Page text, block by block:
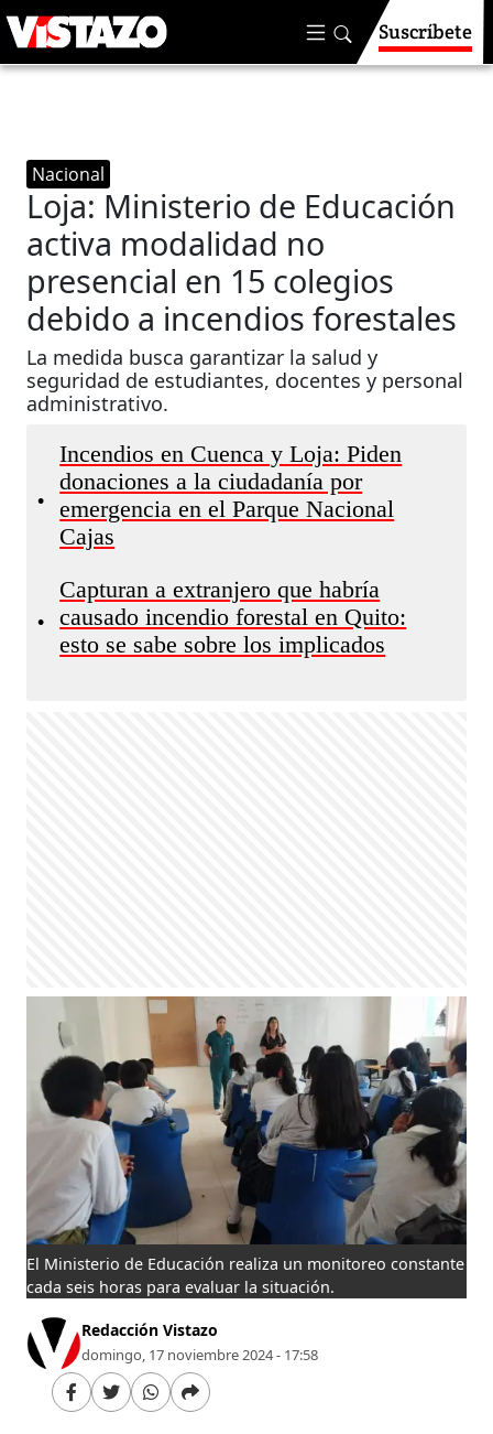
Suscríbete
Nacional
Loja: Ministerio de Educación
activa modalidad no
presencial en 15 colegios
debido a incendios forestales
La medida busca garantizar la salud y
seguridad de estudiantes, docentes y personal
administrativo.
•
Incendios en Cuenca y Loja: Piden
donaciones a la ciudadanía por
emergencia en el Parque Nacional
Cajas
•
Capturan a extranjero que habría
causado incendio forestal en Quito:
esto se sabe sobre los implicados
El Ministerio de Educación realiza un monitoreo constante
cada seis horas para evaluar la situación.
Redacción Vistazo
domingo, 17 noviembre 2024 - 17:58